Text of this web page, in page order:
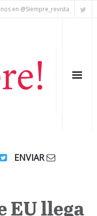
en @Siempre_revista
ENVIAR
EU llega